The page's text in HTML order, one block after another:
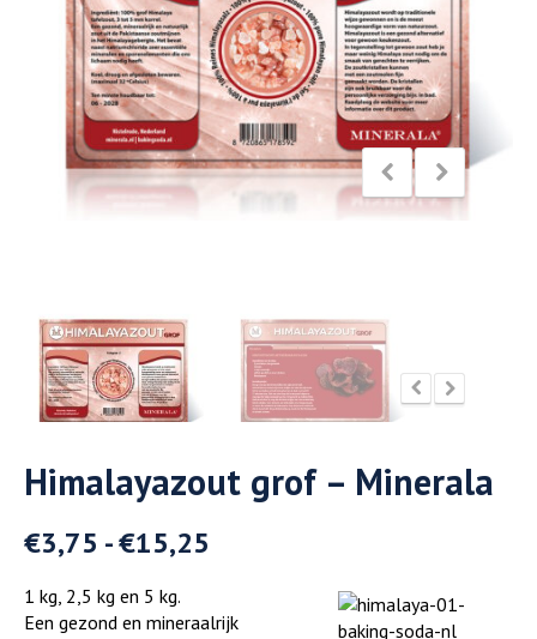
Himalayazout grof – Minerala
€3,75 -€15,25
1 kg, 2,5 kg en 5 kg.
Een gezond en mineraalrijk